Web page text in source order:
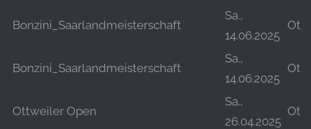
Bonzini_Saarlandmeisterschaft
Sa.,
14.06.2025
Bonzini_Saarlandmeisterschaft
Sa.,
14.06.2025
Ottweiler Open
Sa.,
26.04.2025